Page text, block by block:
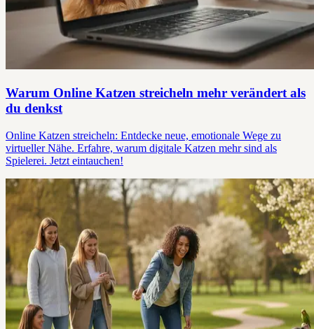
Warum Online Katzen streicheln mehr verändert als
du denkst
Online Katzen streicheln: Entdecke neue, emotionale Wege zu
virtueller Nähe. Erfahre, warum digitale Katzen mehr sind als
Spielerei. Jetzt eintauchen!